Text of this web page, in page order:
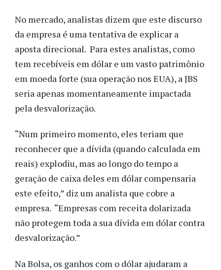
No mercado, analistas dizem que este discurso
da empresa é uma tentativa de explicar a
aposta direcional. Para estes analistas, como
tem recebíveis em dólar e um vasto patrimônio
em moeda forte (sua operação nos EUA), a JBS
seria apenas momentaneamente impactada
pela desvalorização.
“Num primeiro momento, eles teriam que
reconhecer que a dívida (quando calculada em
reais) explodiu, mas ao longo do tempo a
geração de caixa deles em dólar compensaria
este efeito,” diz um analista que cobre a
empresa. “Empresas com receita dolarizada
não protegem toda a sua dívida em dólar contra
desvalorização.”
Na Bolsa, os ganhos com o dólar ajudaram a